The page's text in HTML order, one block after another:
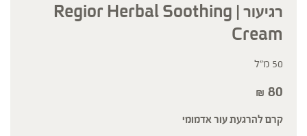
רגיעור | Regior Herbal Soothing
Cream
50 מ"ל
₪ 80
קרם להרגעת עור אדמומי